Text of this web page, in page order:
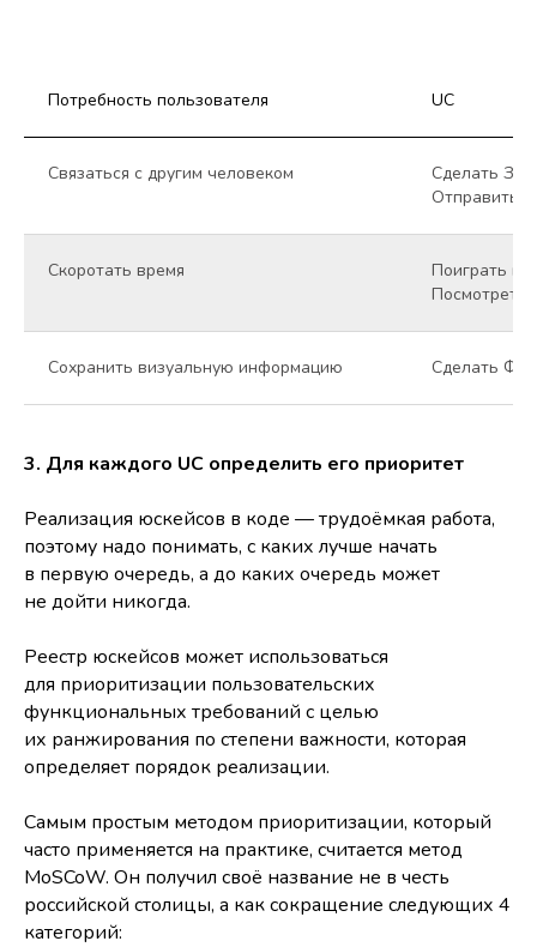
Потребность пользователя UC
Cвязаться с другим человеком
Сделать
Отправить
Скоротать время
Поиграть в
Посмотреть
Сохранить визуальную информацию Сделать
3. Для каждого UC определить его приоритет
Реализация юскейсов в коде — трудоёмкая работа,
поэтому надо понимать, с каких лучше начать
в первую очередь, а до каких очередь может
не дойти никогда.
Реестр юскейсов может использоваться
для приоритизации пользовательских
функциональных требований с целью
их ранжирования по степени важности, которая
определяет порядок реализации.
Самым простым методом приоритизации, который
часто применяется на практике, считается метод
MoSCoW. Он получил своё название не в честь
российской столицы, а как сокращение следующих 4
категорий: